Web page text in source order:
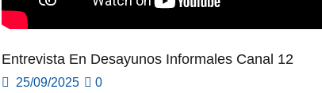
Entrevista En Desayunos Informales Canal 12
25/09/2025 0